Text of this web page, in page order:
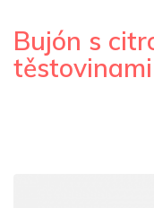
Bujón s